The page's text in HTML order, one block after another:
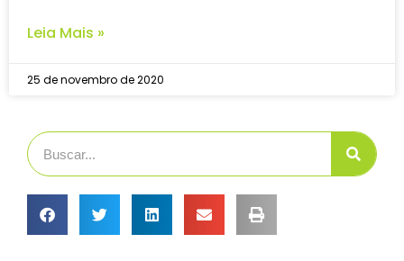
Leia Mais »
25 de novembro de 2020